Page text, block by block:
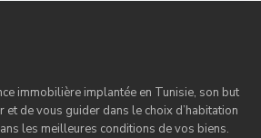
immobilière implantée en Tunisie, son but
et de vous guider dans le choix d’habitation
les meilleures conditions de vos biens.